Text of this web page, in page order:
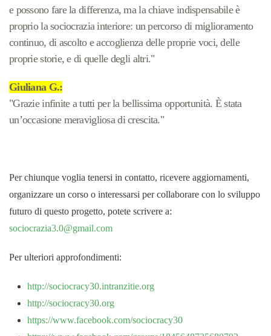
e possono fare la differenza, ma la chiave indispensabile è
proprio la sociocrazia interiore: un percorso di miglioramento
continuo, di ascolto e accoglienza delle proprie voci, delle
proprie storie, e di quelle degli altri."
Giuliana G.:
"Grazie infinite a tutti per la bellissima opportunità. È stata
un’occasione meravigliosa di crescita."
Per chiunque voglia tenersi in contatto, ricevere aggiornamenti,
organizzare un corso o interessarsi per collaborare con lo sviluppo
futuro di questo progetto, potete scrivere a:
sociocrazia3.0@gmail.com
Per ulteriori approfondimenti:
http://sociocracy30.intranzitie.org
http://sociocracy30.org
https://www.facebook.com/sociocracy30